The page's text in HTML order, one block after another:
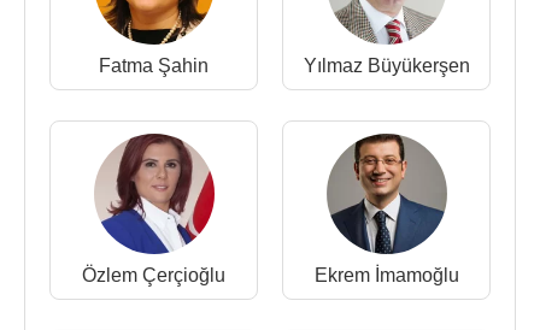
Fatma Şahin Yılmaz Büyükerşen
Özlem Çerçioğlu Ekrem İmamoğlu